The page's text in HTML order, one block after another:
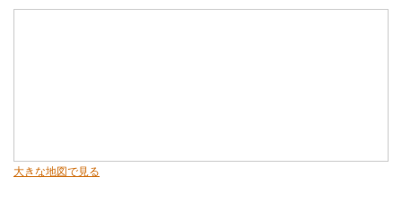
大きな地図で見る